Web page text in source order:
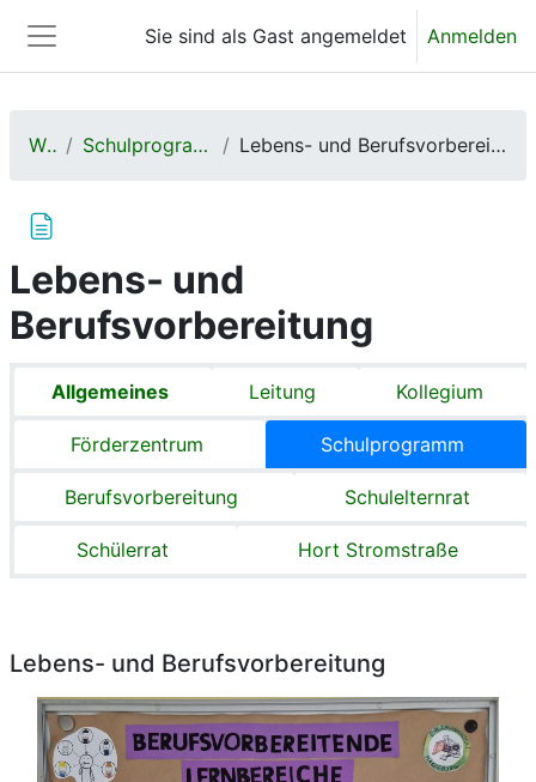
Website-Übersicht
Sie sind als Gast angemeldet Anmelden
Wir Schulprogramm Lebens- und Berufsvorbereitung
Lebens- und
Berufsvorbereitung
Abschnittsübersicht
Allgemeines Leitung Kollegium
Förderzentrum Schulprogramm
Berufsvorbereitung Schulelternrat
Schülerrat Hort Stromstraße
Lebens- und Berufsvorbereitung